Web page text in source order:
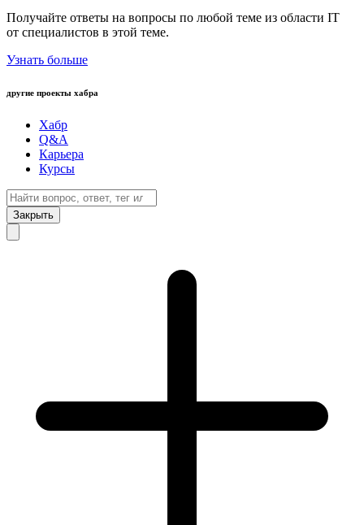
Получайте ответы на вопросы по любой теме из области IT
от специалистов в этой теме.
Узнать больше
другие проекты хабра
Хабр
Q&A
Карьера
Курсы
Закрыть